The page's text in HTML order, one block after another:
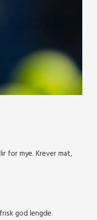
for mye. Krever mat,
god lengde.